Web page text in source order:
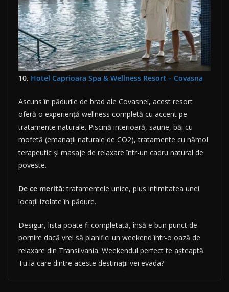
10. Hotel Caprioara Spa & Wellness Resort – Covasna
Ascuns în pădurile de brad ale Covasnei, acest resort
oferă o experiență wellness completă cu accent pe
tratamente naturale. Piscină interioară, saune, băi cu
mofetă (emanații naturale de CO2), tratamente cu nămol
terapeutic și masaje de relaxare într-un cadru natural de
poveste.
De ce merită: tratamentele unice, plus intimitatea unei
locații izolate în pădure.
Desigur, lista poate fi completată, însă e bun punct de
pornire dacă vrei să planifici un weekend într-o oază de
relaxare din Transilvania. Weekendul perfect te așteaptă.
Tu la care dintre aceste destinații vei evada?